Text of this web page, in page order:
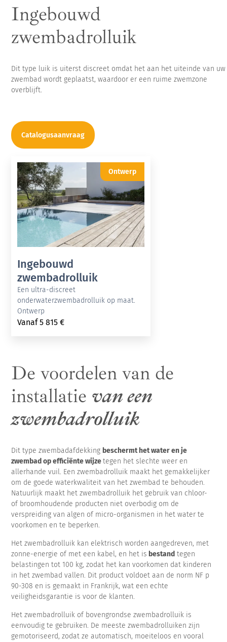
Ingebouwd
zwembadrolluik
Dit type luik is uiterst discreet omdat het aan het uiteinde van uw
zwembad wordt geplaatst, waardoor er een ruime zwemzone
overblijft.
Catalogusaanvraag
Ontwerp
Ingebouwd
zwembadrolluik
Een ultra-discreet
onderwaterzwembadrolluik op maat.
Ontwerp
Vanaf5 815 €
De voordelen van de
installatie van een
zwembadrolluik
Dit type zwembadafdekking beschermt het water en je
zwembad op efficiënte wijzetegen het slechte weer en
allerhande vuil. Een zwembadrolluik maakt het gemakkelijker
om de goede waterkwaliteit van het zwembad te behouden.
Natuurlijk maakt het zwembadrolluik het gebruik van chloor-
of broomhoudende producten niet overbodig om de
verspreiding van algen of micro-organismen in het water te
voorkomen en te beperken.
Het zwembadrolluik kan elektrisch worden aangedreven, met
zonne-energie of met een kabel, en het is bestand tegen
belastingen tot 100 kg, zodat het kan voorkomen dat kinderen
in het zwembad vallen. Dit product voldoet aan de norm NF p
90-308 en is gemaakt in Frankrijk, wat een echte
veiligheidsgarantie is voor de klanten.
Het zwembadrolluik of bovengrondse zwembadrolluik is
eenvoudig te gebruiken. De meeste zwembadrolluiken zijn
gemotoriseerd, zodat ze automatisch, moeiteloos en vooral